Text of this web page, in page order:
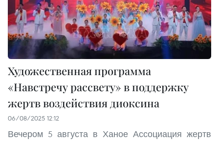
Художественная программа
«Навстречу рассвету» в поддержку
жертв воздействия диоксина
06/08/2025 12:12
Вечером 5 августа в Ханое Ассоциация жертв